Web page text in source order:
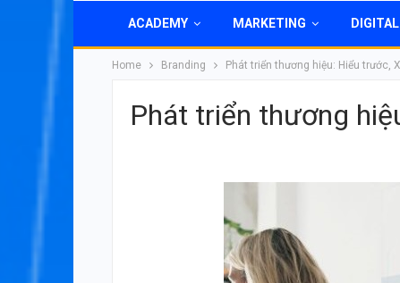
ACADEMY MARKETING DIGITAL
Home Branding Phát triển thương hiệu: Hiểu trước,
Phát triển thương